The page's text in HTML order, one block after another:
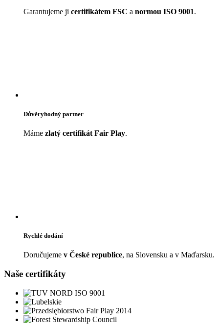
Garantujeme ji certifikátem FSC a normou ISO 9001.
Důvěryhodný partner
Máme zlatý certifikát Fair Play.
Rychlé dodání
Doručujeme v České republice, na Slovensku a v Maďarsku.
Naše certifikáty